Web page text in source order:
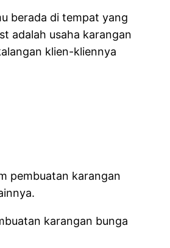
berada di tempat yang
adalah usaha karangan
klien-kliennya
pembuatan karangan
karangan bunga